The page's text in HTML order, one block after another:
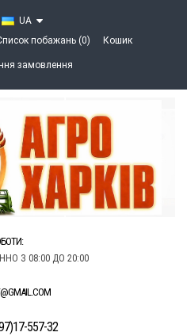
UA
побажань (0) Кошик
замовлення
З 08:00 ДО 20:00
557-32